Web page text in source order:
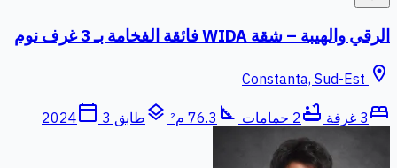
الرقي والهيبة – شقة WIDA فائقة الفخامة بـ 3 غرف نوم
location_on
bed 3 غرفة bathtub 2 حمامات square_foot 76.3 م² layers طابق 3 calendar_today
2024